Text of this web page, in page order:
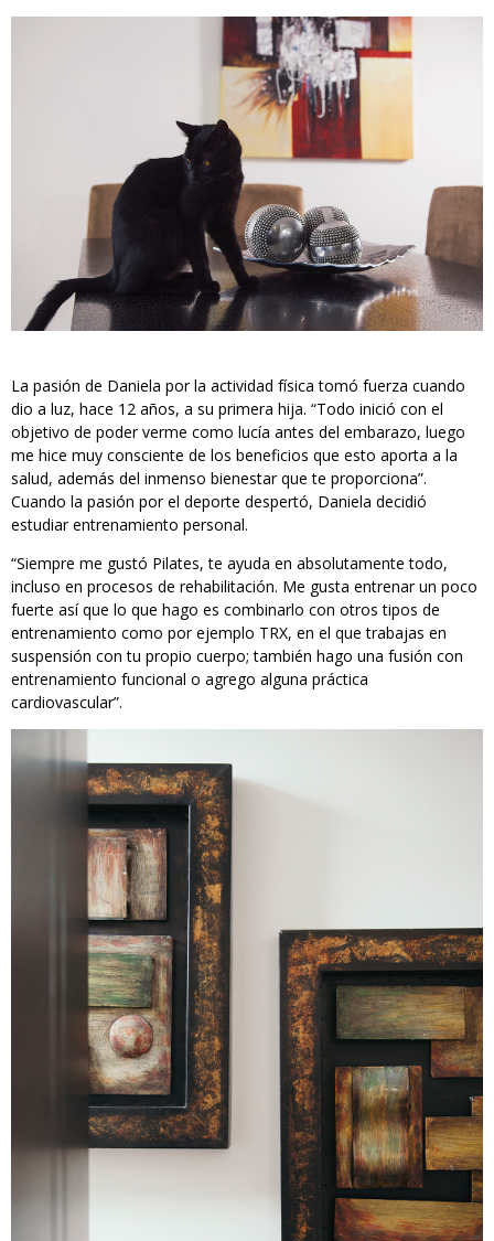
La pasión de Daniela por la actividad física tomó fuerza cuando
dio a luz, hace 12 años, a su primera hija. “Todo inició con el
objetivo de poder verme como lucía antes del embarazo, luego
me hice muy consciente de los beneficios que esto aporta a la
salud, además del inmenso bienestar que te proporciona”.
Cuando la pasión por el deporte despertó, Daniela decidió
estudiar entrenamiento personal.
“Siempre me gustó Pilates, te ayuda en absolutamente todo,
incluso en procesos de rehabilitación. Me gusta entrenar un poco
fuerte así que lo que hago es combinarlo con otros tipos de
entrenamiento como por ejemplo TRX, en el que trabajas en
suspensión con tu propio cuerpo; también hago una fusión con
entrenamiento funcional o agrego alguna práctica
cardiovascular”.